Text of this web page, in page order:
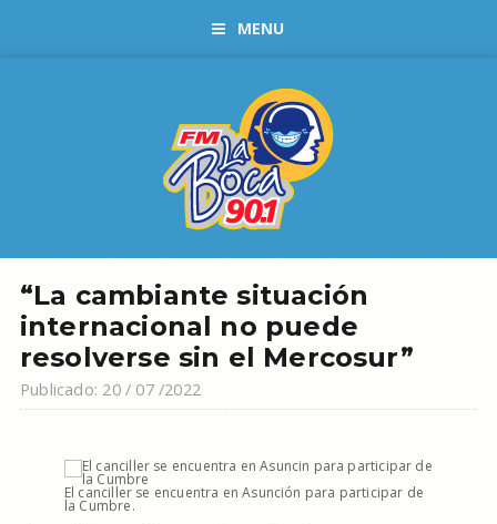
MENU
“La cambiante situación
internacional no puede
resolverse sin el Mercosur”
Publicado: 20 / 07 /2022
El canciller se encuentra en Asunción para participar de
la Cumbre.